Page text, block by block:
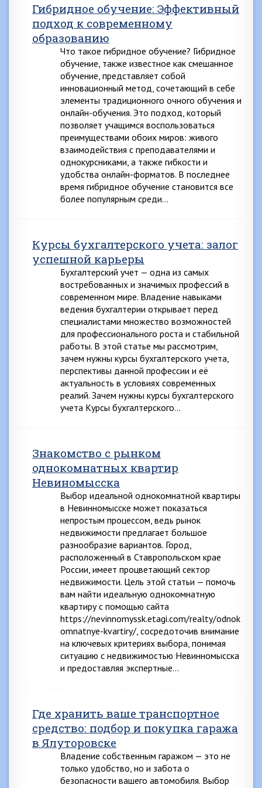
Гибридное обучение: Эффективный
подход к современному
образованию
Что такое гибридное обучение? Гибридное
обучение, также известное как смешанное
обучение, представляет собой
инновационный метод, сочетающий в себе
элементы традиционного очного обучения и
онлайн-обучения. Это подход, который
позволяет учащимся воспользоваться
преимуществами обоих миров: живого
взаимодействия с преподавателями и
однокурсниками, а также гибкости и
удобства онлайн-форматов. В последнее
время гибридное обучение становится все
более популярным среди…
Курсы бухгалтерского учета: залог
успешной карьеры
Бухгалтерский учет — одна из самых
востребованных и значимых профессий в
современном мире. Владение навыками
ведения бухгалтерии открывает перед
специалистами множество возможностей
для профессионального роста и стабильной
работы. В этой статье мы рассмотрим,
зачем нужны курсы бухгалтерского учета,
перспективы данной профессии и её
актуальность в условиях современных
реалий. Зачем нужны курсы бухгалтерского
учета Курсы бухгалтерского…
Знакомство с рынком
однокомнатных квартир
Невиномысска
Выбор идеальной однокомнатной квартиры
в Невинномысске может показаться
непростым процессом, ведь рынок
недвижимости предлагает большое
разнообразие вариантов. Город,
расположенный в Ставропольском крае
России, имеет процветающий сектор
недвижимости. Цель этой статьи — помочь
вам найти идеальную однокомнатную
квартиру с помощью сайта
https://nevinnomyssk.etagi.com/realty/odnok
omnatnye-kvartiry/, сосредоточив внимание
на ключевых критериях выбора, понимая
ситуацию с недвижимостью Невинномысска
и предоставляя экспертные…
Где хранить ваше транспортное
средство: подбор и покупка гаража
в Ялуторовске
Владение собственным гаражом — это не
только удобство, но и забота о
безопасности вашего автомобиля. Выбор